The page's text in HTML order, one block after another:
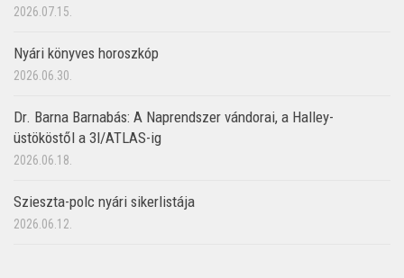
2026.07.15.
Nyári könyves horoszkóp
2026.06.30.
Dr. Barna Barnabás: A Naprendszer vándorai, a Halley-
üstököstől a 3I/ATLAS-ig
2026.06.18.
Szieszta-polc nyári sikerlistája
2026.06.12.